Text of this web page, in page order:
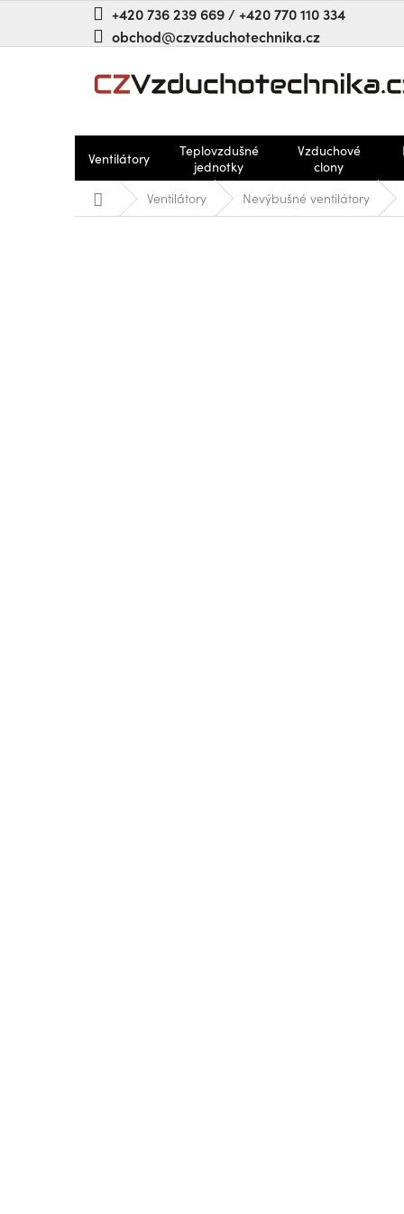
+420 736 239 669 / +420 770 110 334
obchod@czvzduchotechnika.cz
Ventilátory
Teplovzdušné
jednotky
Vzduchové
clony
Domů Ventilátory Nevýbušné ventilátory